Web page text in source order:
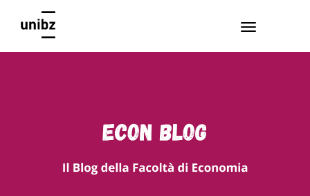
EconBlog
Bozen-Bolzano